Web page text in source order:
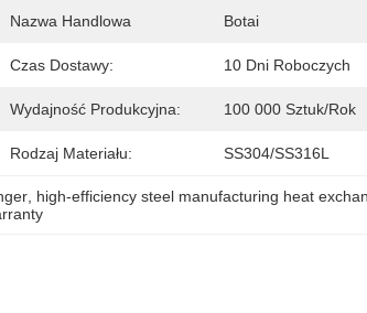
Nazwa Handlowa Botai
Czas Dostawy: 10 Dni Roboczych
Wydajność Produkcyjna: 100 000 Sztuk/rok
Rodzaj Materiału: SS304/SS316L
high-efficiency steel manufacturing heat